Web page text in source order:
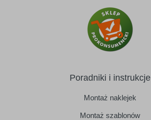
Poradniki i instrukcje
Montaż naklejek
Montaż szablonów